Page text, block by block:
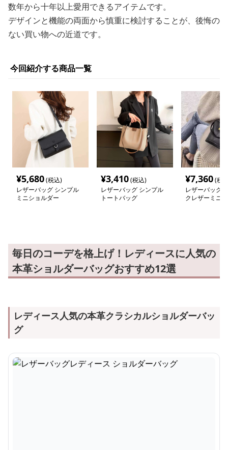
数年から十年以上愛用できるアイテムです。
デザインと機能の両面から慎重に検討することが、後悔の
ない買い物への近道です。
今回紹介する商品一覧
¥5,680(税込)
レザーバッグ シンプル
ミニショルダー
¥3,410(税込)
レザーバッグ シンプル
トートバッグ
¥7,360(税
レザーバッグ
クレザーミニ
毎日のコーデを格上げ！レディースに人気の
本革ショルダーバッグおすすめ12選
レディース人気の本革クラシカルショルダーバッ
グ